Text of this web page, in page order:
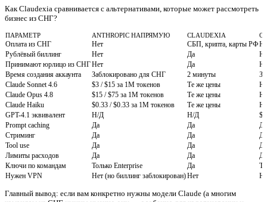
Как Claudexia сравнивается с альтернативами, которые может рассмотреть
бизнес из СНГ?
ПАРАМЕТР ANTHROPIC НАПРЯМУЮ CLAUDEXIA
Оплата из СНГ Нет СБП, крипта, карты РФ
Рублёвый биллинг
Нет Да
Принимают юрлицо из СНГНет Да
Время создания аккаунта
Заблокировано для СНГ 2 минуты
Claude Sonnet 4.6
$3 / $15 за 1M токенов Те же цены
Claude Opus 4.8
$15 / $75 за 1M токенов Те же цены
Claude Haiku
$0.33 / $0.33 за 1M токенов Те же цены
GPT-4.1 эквивалент
Н/Д Н/Д
Prompt caching
Да Да
Да
Стриминг
Да Да
Да
Tool use
Да Да
Да
Лимиты расходов
Да Да
Да
Ключи по командам
Только Enterprise Да
Нужен VPN
Нет (но биллинг заблокирован)Нет
Главный вывод: если вам конкретно нужны модели Claude (а многим